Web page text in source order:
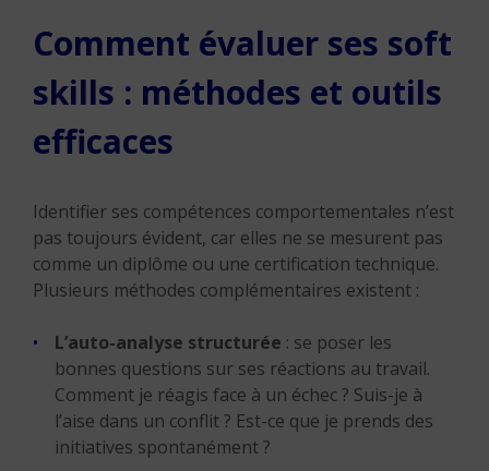
Comment évaluer ses soft
skills : méthodes et outils
efficaces
Identifier ses compétences comportementales n’est
pas toujours évident, car elles ne se mesurent pas
comme un diplôme ou une certification technique.
Plusieurs méthodes complémentaires existent :
L’auto-analyse structurée : se poser les
bonnes questions sur ses réactions au travail.
Comment je réagis face à un échec ? Suis-je à
l’aise dans un conflit ? Est-ce que je prends des
initiatives spontanément ?